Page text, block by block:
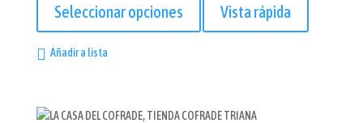
Seleccionar opciones
tiene
se
Vista rápida
Añadir a lista